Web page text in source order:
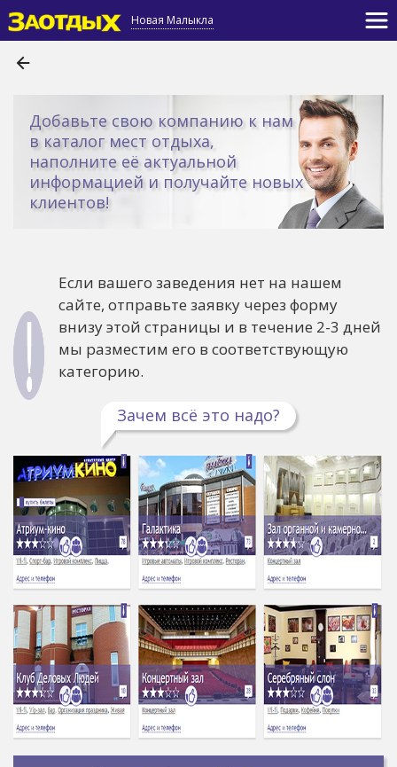
Новая Малыкла
Добавьте свою компанию к нам
в каталог мест отдыха,
наполните её актуальной
информацией и получайте новых
клиентов!
Если вашего заведения нет на нашем
сайте, отправьте заявку через форму
внизу этой страницы и в течение 2-3 дней
мы разместим его в соответствующую
категорию.
Зачем всё это надо?